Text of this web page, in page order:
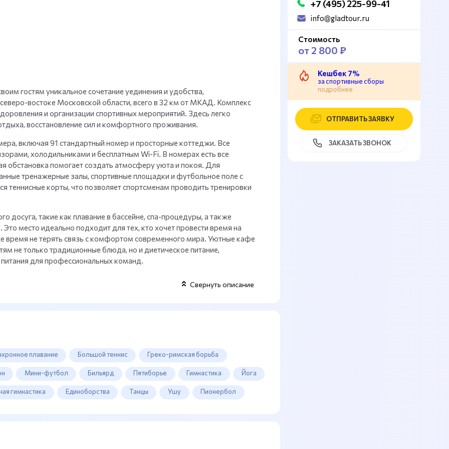
гостям уникальное сочетание уединения и удобства,
востоке Московской области, всего в 32 км от МКАД. Комплекс
и организации спортивных мероприятий. Здесь легко
восстановление сил и комфортного проживания.
включая 91 стандартный номер и просторные коттеджи. Все
холодильниками и бесплатным Wi-Fi. В номерах есть все
обстановка помогает создать атмосферу уюта и покоя. Для
тренажерные залы, спортивные площадки и футбольное поле с
теннисные корты, что позволяет спортсменам проводить тренировки
досуга, такие как плавание в бассейне, спа-процедуры, а также
место идеально подходит для тех, кто хочет провести время на
время не терять связь с комфортом современного мира. Уютные кафе
не только традиционные блюда, но и диетическое питание,
для профессиональных команд.
Свернуть описание
плавание Большой теннис Греко-римская борьба
Мини-футбол Бильярд Пятиборье Гимнастика Йога
гимнастика Единоборства Танцы Ушу Пионербол
+7 (495) 225-99-41
info@gladtour.ru
Стоимость
от 2 800 ₽
Кешбек 7%
за спортивные сборы
подробнее
ОТПРАВИТЬ ЗАЯВКУ
ЗАКАЗАТЬ ЗВОНОК